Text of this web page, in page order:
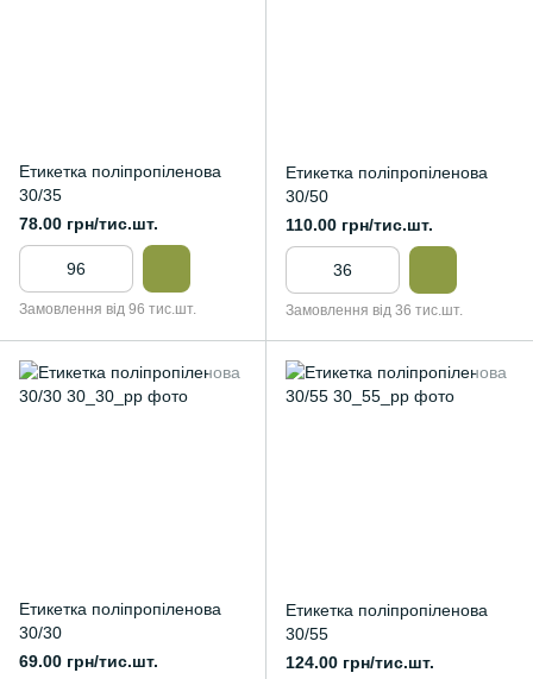
Етикетка поліпропіленова
30/35
78.00 грн/тис.шт.
Замовлення від 96 тис.шт.
Етикетка поліпропіленова
30/50
110.00 грн/тис.шт.
Замовлення від 36 тис.шт.
Етикетка поліпропіленова
30/30
69.00 грн/тис.шт.
Етикетка поліпропіленова
30/55
124.00 грн/тис.шт.